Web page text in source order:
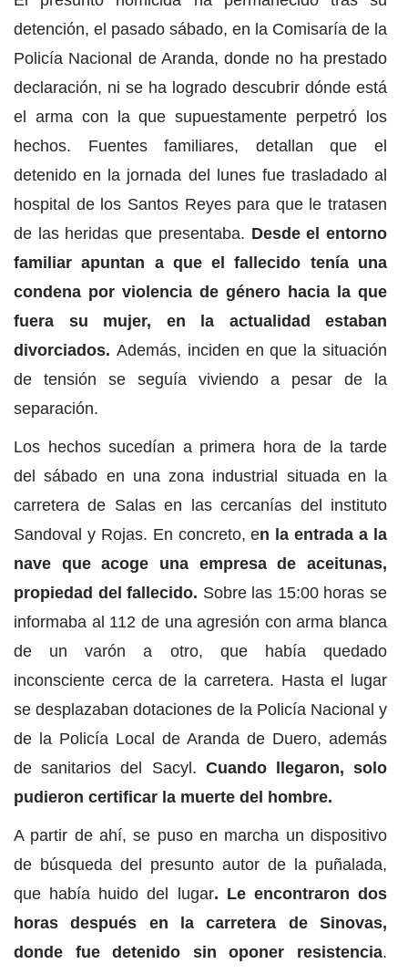
detención, el pasado sábado, en la Comisaría de la
Policía Nacional de Aranda, donde no ha prestado
declaración, ni se ha logrado descubrir dónde está
el arma con la que supuestamente perpetró los
hechos. Fuentes familiares, detallan que el
detenido en la jornada del lunes fue trasladado al
hospital de los Santos Reyes para que le tratasen
de las heridas que presentaba. Desde el entorno
familiar apuntan a que el fallecido tenía una
condena por violencia de género hacia la que
fuera su mujer, en la actualidad estaban
divorciados. Además, inciden en que la situación
de tensión se seguía viviendo a pesar de la
separación.
Los hechos sucedían a primera hora de la tarde
del sábado en una zona industrial situada en la
carretera de Salas en las cercanías del instituto
Sandoval y Rojas. En concreto, en la entrada a la
nave que acoge una empresa de aceitunas,
propiedad del fallecido. Sobre las 15:00 horas se
informaba al 112 de una agresión con arma blanca
de un varón a otro, que había quedado
inconsciente cerca de la carretera. Hasta el lugar
se desplazaban dotaciones de la Policía Nacional y
de la Policía Local de Aranda de Duero, además
de sanitarios del Sacyl. Cuando llegaron, solo
pudieron certificar la muerte del hombre.
A partir de ahí, se puso en marcha un dispositivo
de búsqueda del presunto autor de la puñalada,
que había huido del lugar. Le encontraron dos
horas después en la carretera de Sinovas,
donde fue detenido sin oponer resistencia.